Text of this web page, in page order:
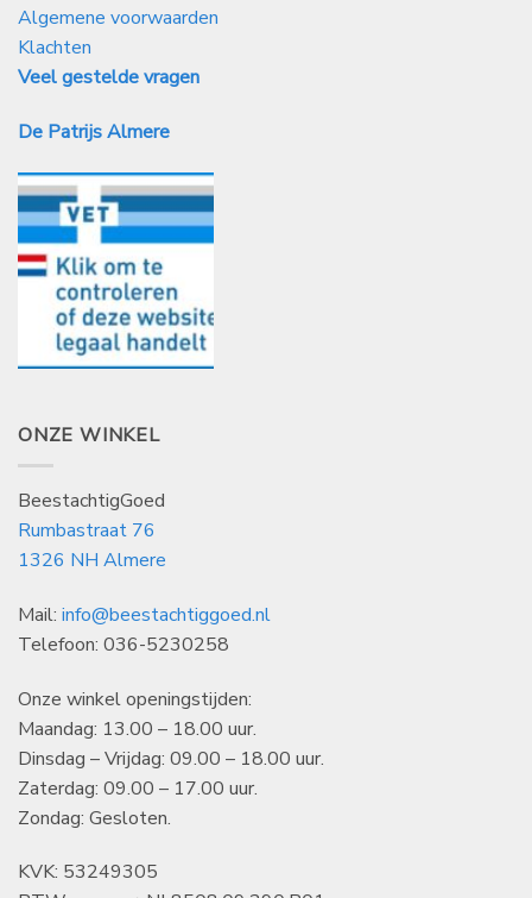
Algemene voorwaarden
Klachten
Veel gestelde vragen
De Patrijs Almere
ONZE WINKEL
BeestachtigGoed
Rumbastraat 76
1326 NH Almere
Mail: info@beestachtiggoed.nl
Telefoon: 036-5230258
Onze winkel openingstijden:
Maandag: 13.00 – 18.00 uur.
Dinsdag – Vrijdag: 09.00 – 18.00 uur.
Zaterdag: 09.00 – 17.00 uur.
Zondag: Gesloten.
KVK: 53249305